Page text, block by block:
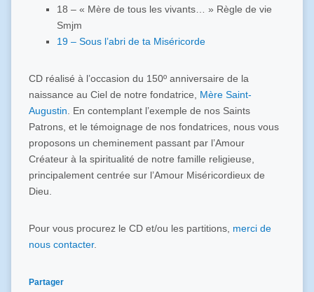
18 – « Mère de tous les vivants… » Règle de vie
Smjm
19 – Sous l’abri de ta Miséricorde
CD réalisé à l’occasion du 150º anniversaire de la
naissance au Ciel de notre fondatrice, Mère Saint-
Augustin . En contemplant l’exemple de nos Saints
Patrons, et le témoignage de nos fondatrices, nous vous
proposons un cheminement passant par l’Amour
Créateur à la spiritualité de notre famille religieuse,
principalement centrée sur l’Amour Miséricordieux de
Dieu.
Pour vous procurez le CD et/ou les partitions, merci de
nous contacter.
Partager